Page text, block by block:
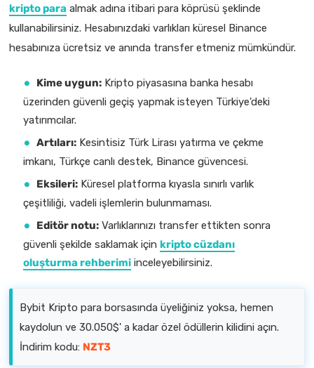
kripto para almak adına itibari para köprüsü şeklinde
kullanabilirsiniz. Hesabınızdaki varlıkları küresel Binance
hesabınıza ücretsiz ve anında transfer etmeniz mümkündür.
Kime uygun: Kripto piyasasına banka hesabı
üzerinden güvenli geçiş yapmak isteyen Türkiye'deki
yatırımcılar.
Artıları: Kesintisiz Türk Lirası yatırma ve çekme
imkanı, Türkçe canlı destek, Binance güvencesi.
Eksileri: Küresel platforma kıyasla sınırlı varlık
çeşitliliği, vadeli işlemlerin bulunmaması.
Editör notu: Varlıklarınızı transfer ettikten sonra
güvenli şekilde saklamak için kripto cüzdanı
oluşturma rehberimi inceleyebilirsiniz.
Bybit Kripto para borsasında üyeliğiniz yoksa, hemen
kaydolun ve 30.050$' a kadar özel ödüllerin kilidini açın.
İndirim kodu: NZT3